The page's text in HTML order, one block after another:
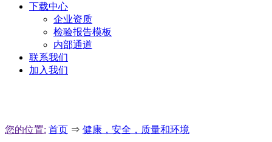
下载中心
企业资质
检验报告模板
内部通道
联系我们
加入我们
您的位置: 首页 ⇒ 健康，安全，质量和环境